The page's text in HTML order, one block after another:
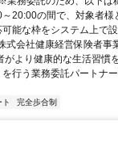
～20:00の間で、対象者
能な枠をシステム上で
式会社健康経営保険者事
がより健康的な生活習慣
を行う業務委託パートナ
ト 完全歩合制